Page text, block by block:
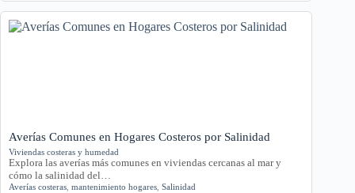
Averías Comunes en Hogares Costeros por Salinidad
Viviendas costeras y humedad
Explora las averías más comunes en viviendas cercanas al mar y
cómo la salinidad del…
Averías costeras mantenimiento hogares Salinidad